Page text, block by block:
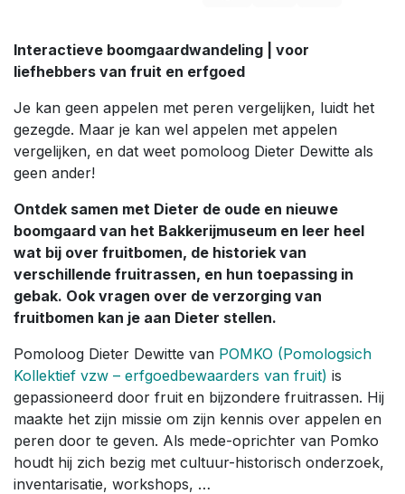
Interactieve boomgaardwandeling | voor
liefhebbers van fruit en erfgoed
Je kan geen appelen met peren vergelijken, luidt het
gezegde. Maar je kan wel appelen met appelen
vergelijken, en dat weet pomoloog Dieter Dewitte als
geen ander!
Ontdek samen met Dieter de oude en nieuwe
boomgaard van het Bakkerijmuseum en leer heel
wat bij over fruitbomen, de historiek van
verschillende fruitrassen, en hun toepassing in
gebak. Ook vragen over de verzorging van
fruitbomen kan je aan Dieter stellen.
Pomoloog Dieter Dewitte van POMKO (Pomologsich
Kollektief vzw – erfgoedbewaarders van fruit) is
gepassioneerd door fruit en bijzondere fruitrassen. Hij
maakte het zijn missie om zijn kennis over appelen en
peren door te geven. Als mede-oprichter van Pomko
houdt hij zich bezig met cultuur-historisch onderzoek,
inventarisatie, workshops, …